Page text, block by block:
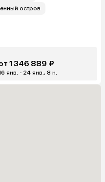
остров
1 346 889 ₽
янв. - 24 янв., 8 н.